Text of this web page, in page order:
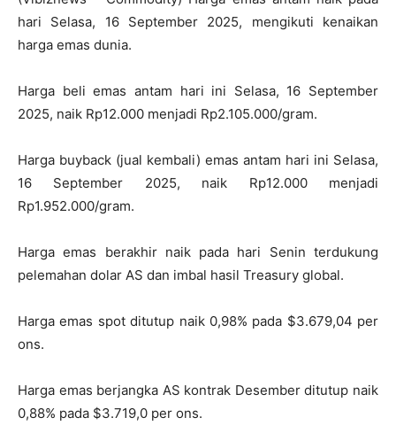
hari Selasa, 16 September 2025, mengikuti kenaikan
harga emas dunia.
Harga beli emas antam hari ini Selasa, 16 September
2025, naik Rp12.000 menjadi Rp2.105.000/gram.
Harga buyback (jual kembali) emas antam hari ini Selasa,
16 September 2025, naik Rp12.000 menjadi
Rp1.952.000/gram.
Harga emas berakhir naik pada hari Senin terdukung
pelemahan dolar AS dan imbal hasil Treasury global.
Harga emas spot ditutup naik 0,98% pada $3.679,04 per
ons.
Harga emas berjangka AS kontrak Desember ditutup naik
0,88% pada $3.719,0 per ons.